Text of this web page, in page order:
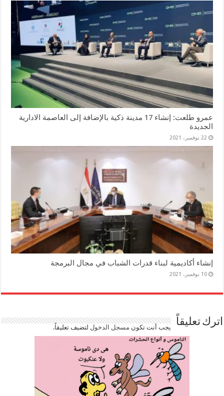
عمرو طلعت: إنشاء 17 مدينة ذكية بالإضافة إلى العاصمة الادارية
الجديدة
22 نوفمبر، 2021
إنشاء أكاديمية لبناء قدرات الشباب في مجال البرمجة
10 نوفمبر، 2021
اترك تعليقاً يجب أنت تكون مسجل الدخوللتضيف تعليقاً.